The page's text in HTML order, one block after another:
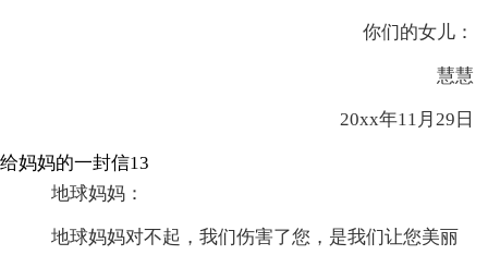
你们的女儿：
慧慧
20xx年11月29日
给妈妈的一封信13
地球妈妈：
地球妈妈对不起，我们伤害了您，是我们让您美丽